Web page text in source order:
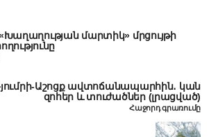
«Խաղաղության մարտիկ» մրցույթի
Աշոցք ավտոճանապարհին․ կան
զոհեր և տուժածներ (լրացված)
Հաջորդ գրառումը